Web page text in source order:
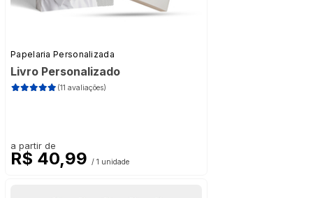
Papelaria Personalizada
Livro Personalizado
(11 avaliações)
a partir de
R$ 40,99 / 1 unidade